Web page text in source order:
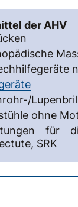
der AHV
ohne
für
SRK